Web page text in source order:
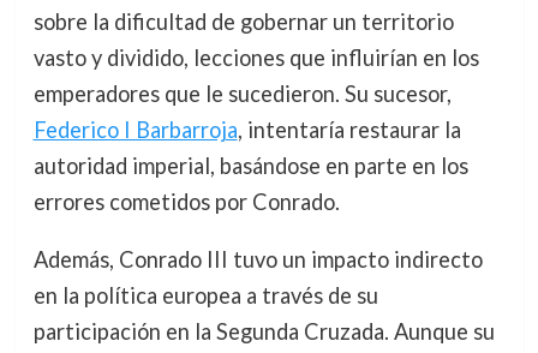
sobre la dificultad de gobernar un territorio
vasto y dividido, lecciones que influirían en los
emperadores que le sucedieron. Su sucesor,
Federico I Barbarroja, intentaría restaurar la
autoridad imperial, basándose en parte en los
errores cometidos por Conrado.
Además, Conrado III tuvo un impacto indirecto
en la política europea a través de su
participación en la Segunda Cruzada. Aunque su